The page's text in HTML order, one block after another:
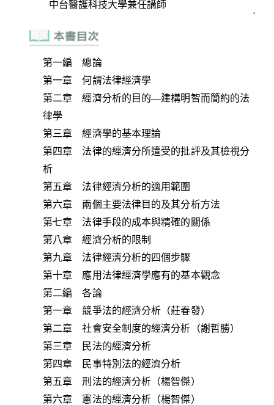
第一編 總論
第一章 何謂法律經濟學
第二章 經濟分析的目的—建構明智而簡約的法
律學
第三章 經濟學的基本理論
第四章 法律的經濟分所遭受的批評及其檢視分
析
第五章 法律經濟分析的適用範圍
第六章 兩個主要法律目的及其分析方法
第七章 法律手段的成本與精確的關係
第八章 經濟分析的限制
第九章 法律經濟分析的四個步驟
第十章 應用法律經濟學應有的基本觀念
第二編 各論
第一章 競爭法的經濟分析（莊春發）
第二章 社會安全制度的經濟分析（謝哲勝）
第三章 民法的經濟分析
第四章 民事特別法的經濟分析
第五章 刑法的經濟分析（楊智傑）
第六章 憲法的經濟分析（楊智傑）